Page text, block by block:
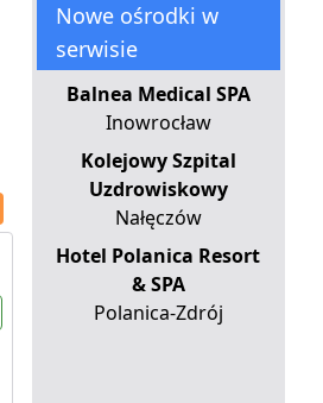
Nowe ośrodki w
serwisie
Balnea Medical SPA
Inowrocław
Kolejowy Szpital
Uzdrowiskowy
Nałęczów
Hotel Polanica Resort
& SPA
Polanica-Zdrój